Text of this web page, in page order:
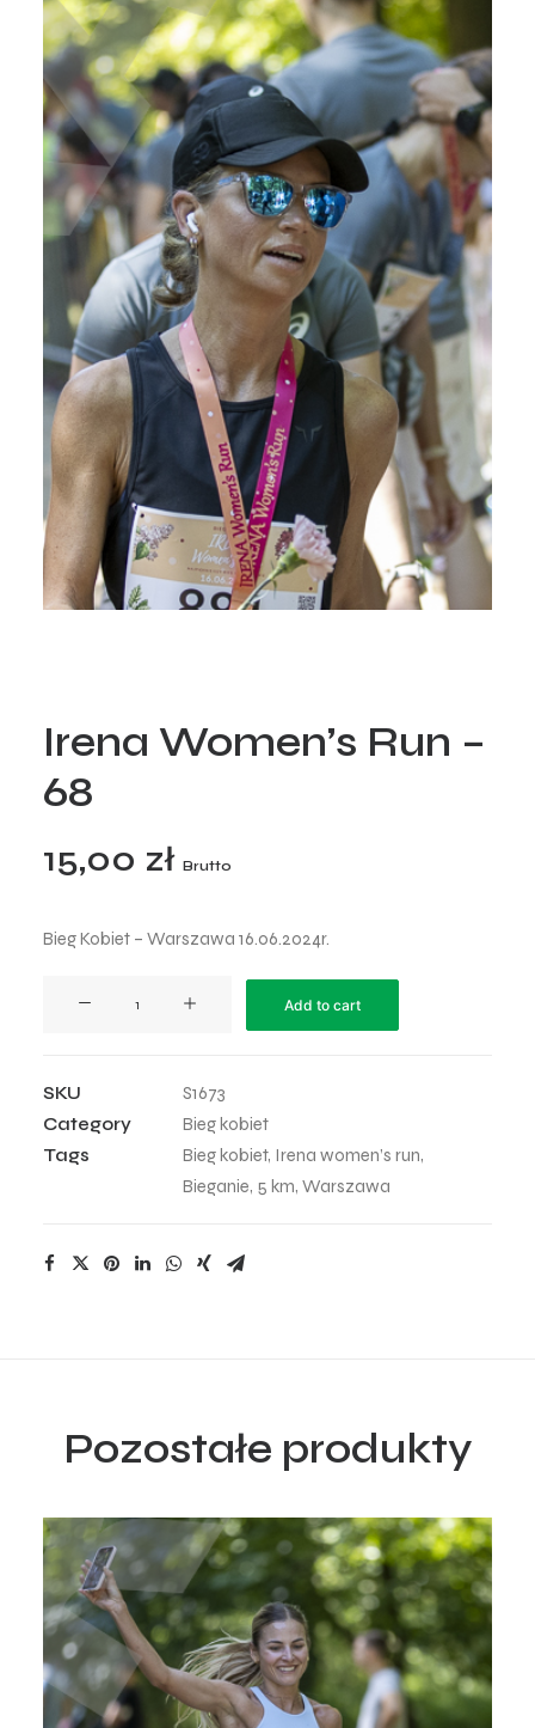
Irena Women’s Run –
68
15,00 zł Brutto
Bieg Kobiet – Warszawa 16.06.2024r.
-
68
quantity
Add to cart
SKU
S1673
Category
Bieg kobiet
Tags
Bieg kobiet, Irena women’s run,
Bieganie, 5 km, Warszawa
Pozostałe produkty